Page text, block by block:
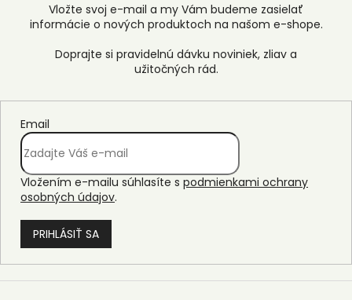
Vložte svoj e-mail a my Vám budeme zasielať
informácie o nových produktoch na našom e-shope.
Email
Vložením e-mailu súhlasíte s podmienkami ochrany
osobných údajov.
PRIHLÁSIŤ SA
Z